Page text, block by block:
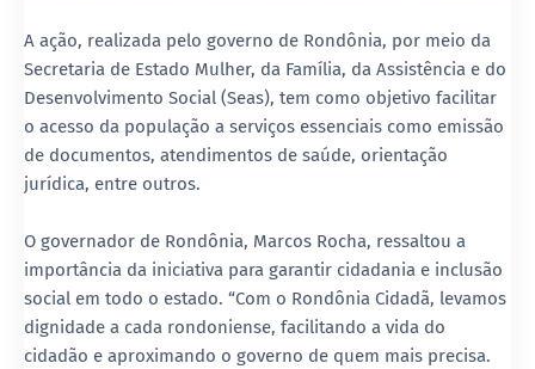
A ação, realizada pelo governo de Rondônia, por meio da
Secretaria de Estado Mulher, da Família, da Assistência e do
Desenvolvimento Social (Seas), tem como objetivo facilitar
o acesso da população a serviços essenciais como emissão
de documentos, atendimentos de saúde, orientação
jurídica, entre outros.
O governador de Rondônia, Marcos Rocha, ressaltou a
importância da iniciativa para garantir cidadania e inclusão
social em todo o estado. “Com o Rondônia Cidadã, levamos
dignidade a cada rondoniense, facilitando a vida do
cidadão e aproximando o governo de quem mais precisa.